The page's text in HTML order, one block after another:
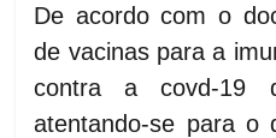
De acordo com o
de vacinas para a
contra a covd-19
atentando-se para o